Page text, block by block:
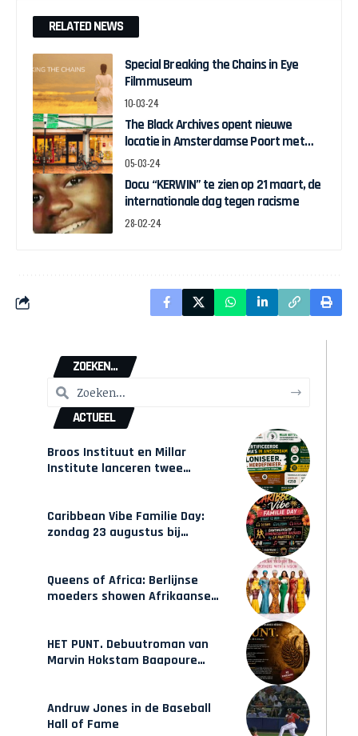
RELATED NEWS
Special Breaking the Chains in Eye
Filmmuseum
10-03-24
The Black Archives opent nieuwe
locatie in Amsterdamse Poort met
pop-up expo over Ghanese
onafhankelijkheid
05-03-24
Docu “KERWIN” te zien op 21 maart, de
internationale dag tegen racisme
28-02-24
ZOEKEN...
ACTUEEL
Broos Instituut en Millar
Institute lanceren twee
Caribbean Vibe Familie Day:
zondag 23 augustus bij
Queens of Africa: Berlijnse
moeders showen Afrikaanse
HET PUNT. Debuutroman van
Marvin Hokstam Baapoure
Andruw Jones in de Baseball
Hall of Fame